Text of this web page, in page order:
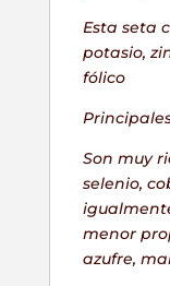
Esta seta
potasio,
fólico
Son muy
selenio,
menor
azufre,